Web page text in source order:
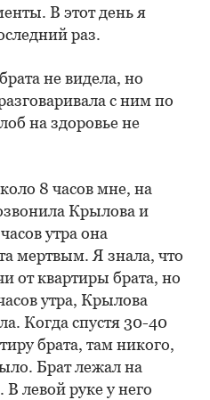
В этот день я
раз.
не видела, но
с ним по
на здоровье не
8 часов мне, на
Крылова и
утра она
мертвым. Я знала, что
от квартиры брата, но
утра, Крылова
Когда спустя 30-40
брата, там никого,
Брат лежал на
левой руке у него